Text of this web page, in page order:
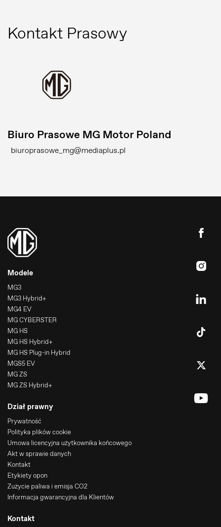
Kontakt Prasowy
Biuro Prasowe MG Motor Poland
biuroprasowe_mg@mediaplus.pl
Modele
MG3
MG3 Hybrid+
MG4 EV
MG CYBERSTER
MG HS
MG HS Hybrid+
MG HS Plug-in Hybrid
MGS5 EV
MG ZS
MG ZS Hybrid+
Dział prawny
Prywatność
Polityka plików cookie
Umowa licencyjna użytkownika końcowego
Akt w sprawie danych
Kontakt
Etykiety opon
Zużycie paliwa i emisja CO2
Informacja gwarancyjna dla Klientów
Kontakt